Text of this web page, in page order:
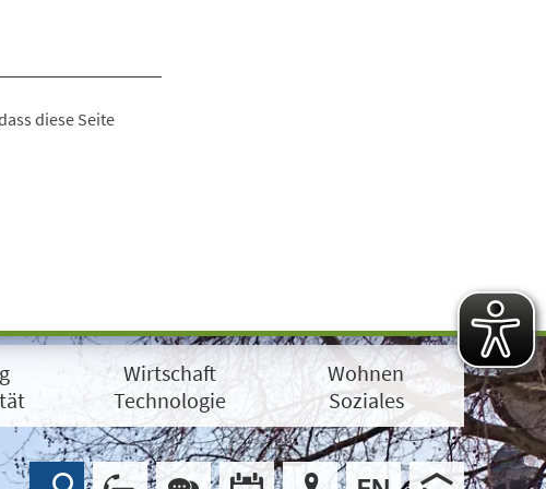
diese Seite
Wirtschaft
Technologie
Wohnen
Soziales